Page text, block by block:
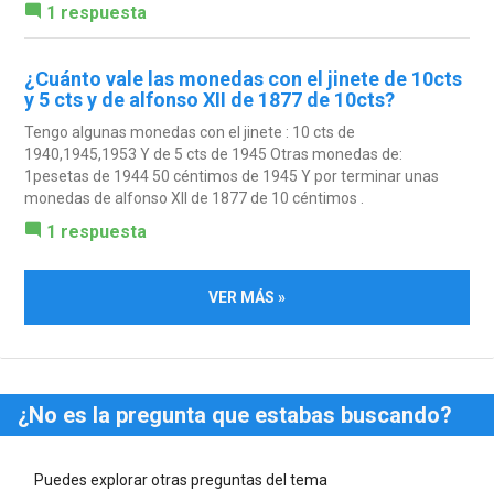
1 respuesta
¿Cuánto vale las monedas con el jinete de 10cts
y 5 cts y de alfonso XII de 1877 de 10cts?
Tengo algunas monedas con el jinete : 10 cts de
1940,1945,1953 Y de 5 cts de 1945 Otras monedas de:
1pesetas de 1944 50 céntimos de 1945 Y por terminar unas
monedas de alfonso XII de 1877 de 10 céntimos .
1 respuesta
VER MÁS »
¿No es la pregunta que estabas buscando?
Puedes explorar otras preguntas del tema